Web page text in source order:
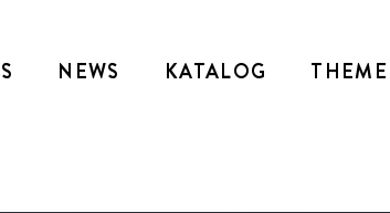
NEWS KATALOG